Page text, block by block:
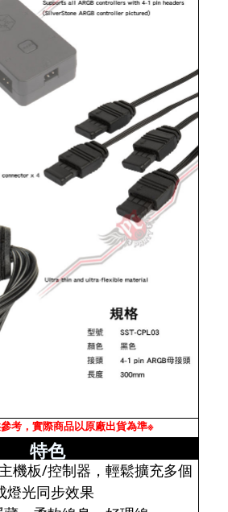
考，實際商品以原廠出貨為準※
特色
機板/控制器，輕鬆擴充多個
燈光同步效果